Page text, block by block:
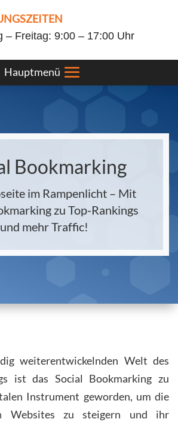
– Freitag: 9:00 – 17:00 Uhr
Bookmarking
im Rampenlicht – Mit
zu Top-Rankings
und mehr Traffic!
weiterentwickelnden Welt des
ist das Social Bookmarking zu
Instrument geworden, um die
Websites zu steigern und ihr